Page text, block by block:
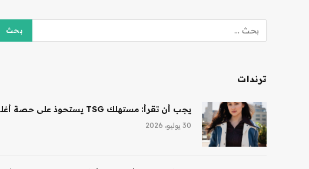
ترندات
يجب أن تقرأ: مستهلك TSG يستحوذ على حصة أغلبية في شركة Saltair، ونظارات Ray-Ban AI تقود النمو لشركة EssilorLuxottica
30 يوليو، 2026